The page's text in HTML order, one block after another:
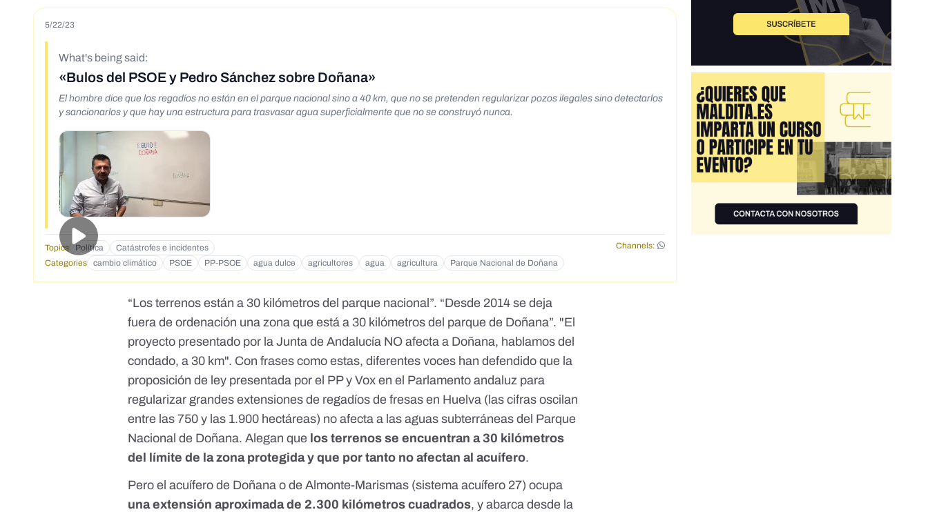
5/22/23
What's being said:
«Bulos del PSOE y Pedro Sánchez sobre Doñana»
El hombre dice que los regadíos no están en el parque nacional sino a 40 km, que no se pretenden regularizar pozos ilegales sino detectarlos
y sancionarlos y que hay una estructura para trasvasar agua superficialmente que no se construyó nunca.
Topics Política Catástrofes e incidentes
Channels:
Categories
cambio climático PSOE PP-PSOE agua dulce agricultores agua agricultura Parque Nacional de Doñana
“Los terrenos están a 30 kilómetros del parque nacional”. “Desde 2014 se deja
fuera de ordenación una zona que está a 30 kilómetros del parque de Doñana”. "El
proyecto presentado por la Junta de Andalucía NO afecta a Doñana, hablamos del
condado, a 30 km". Con frases como estas, diferentes voces han defendido que la
proposición de ley presentada por el PP y Vox en el Parlamento andaluz para
regularizar grandes extensiones de regadíos de fresas en Huelva (las cifras oscilan
entre las 750 y las 1.900 hectáreas) no afecta a las aguas subterráneas del Parque
Nacional de Doñana. Alegan que los terrenos se encuentran a 30 kilómetros
del límite de la zona protegida y que por tanto no afectan al acuífero.
Pero el acuífero de Doñana o de Almonte-Marismas (sistema acuífero 27) ocupa
una extensión aproximada de 2.300 kilómetros cuadrados, y abarca desde la